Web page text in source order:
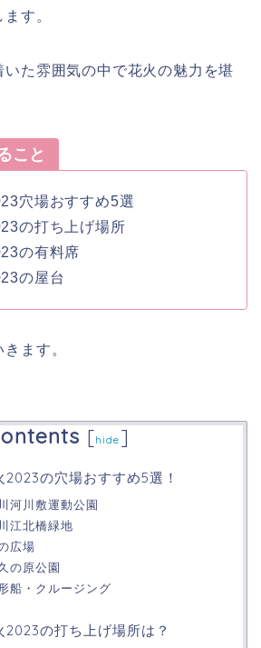
す。
た雰囲気の中で花火の魅力を堪
こと
穴場おすすめ5選
の打ち上げ場所
の有料席
の屋台
ます。
[hide ]
2023の穴場おすすめ5選！
河川敷運動公園
江北橋緑地
広場
の原公園
船・クルージング
2023の打ち上げ場所は？